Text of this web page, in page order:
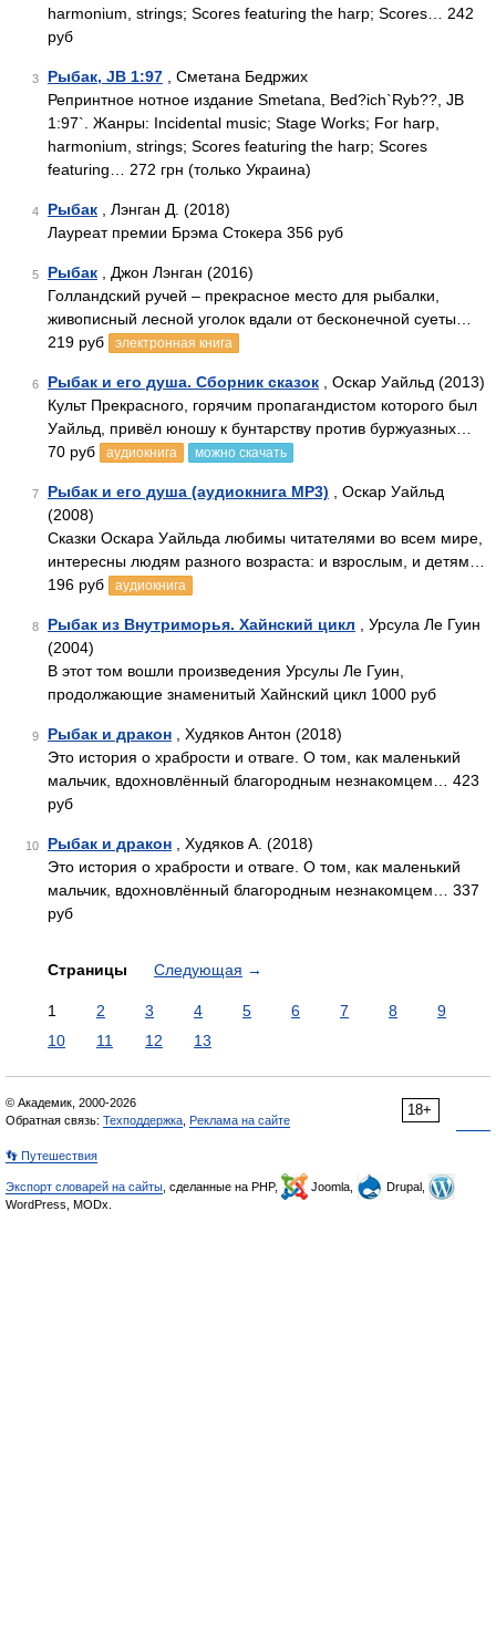
harmonium, strings; Scores featuring the harp; Scores… 242
руб
3 Рыбак, JB 1:97 , Сметана Бедржих
Репринтное нотное издание Smetana, Bed?ich`Ryb??, JB
1:97`. Жанры: Incidental music; Stage Works; For harp,
harmonium, strings; Scores featuring the harp; Scores
featuring… 272 грн (только Украина)
4 Рыбак , Лэнган Д. (2018)
Лауреат премии Брэма Стокера 356 руб
5 Рыбак , Джон Лэнган (2016)
Голландский ручей – прекрасное место для рыбалки,
живописный лесной уголок вдали от бесконечной суеты…
219 руб
электронная книга
6 Рыбак и его душа. Сборник сказок , Оскар Уайльд (2013)
Культ Прекрасного, горячим пропагандистом которого был
Уайльд, привёл юношу к бунтарству против буржуазных…
70 руб
аудиокнига можно скачать
7 Рыбак и его душа (аудиокнига MP3) , Оскар Уайльд
(2008)
Сказки Оскара Уайльда любимы читателями во всем мире,
интересны людям разного возраста: и взрослым, и детям…
196 руб
аудиокнига
8 Рыбак из Внутриморья. Хайнский цикл , Урсула Ле Гуин
(2004)
В этот том вошли произведения Урсулы Ле Гуин,
продолжающие знаменитый Хайнский цикл 1000 руб
9 Рыбак и дракон , Худяков Антон (2018)
Это история о храбрости и отваге. О том, как маленький
мальчик, вдохновлённый благородным незнакомцем… 423
руб
10 Рыбак и дракон , Худяков А. (2018)
Это история о храбрости и отваге. О том, как маленький
мальчик, вдохновлённый благородным незнакомцем… 337
руб
Страницы Следующая →
1 2 3 4 5 6 7 8
9
10
11 12 13
18+
© Академик, 2000-2026
Обратная связь: Техподдержка Реклама на сайте
👣 Путешествия
Экспорт словарей на сайты , сделанные на PHP, Joomla,
Drupal,
WordPress, MODx.